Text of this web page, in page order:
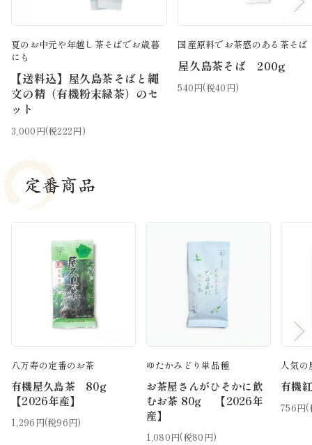
夏のお中元や年越し茶そばでお歳暮
にも
【送料込】屋久島茶そばと縄
文の精（有機粉末緑茶）のセ
ット
3,000円(税222円)
国産原料でお茶感のある茶そば
屋久島茶そば 200g
540円(税40円)
八万寿の定番のお茶
有機屋久島茶 80g
【2026年産】
1,296円(税96円)
ゆたかみどり単品種
お茶屋さんがひそかに飲
むお茶 80g 【2026年
産】
1,080円(税80円)
人気の
有機
756円(